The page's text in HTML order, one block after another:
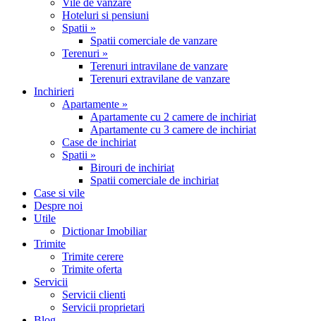
Vile de vanzare
Hoteluri si pensiuni
Spatii »
Spatii comerciale de vanzare
Terenuri »
Terenuri intravilane de vanzare
Terenuri extravilane de vanzare
Inchirieri
Apartamente »
Apartamente cu 2 camere de inchiriat
Apartamente cu 3 camere de inchiriat
Case de inchiriat
Spatii »
Birouri de inchiriat
Spatii comerciale de inchiriat
Case si vile
Despre noi
Utile
Dictionar Imobiliar
Trimite
Trimite cerere
Trimite oferta
Servicii
Servicii clienti
Servicii proprietari